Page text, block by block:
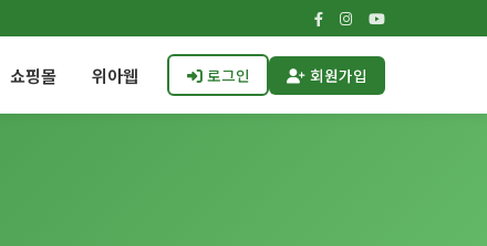
쇼핑몰 위아웹 로그인 회원가입